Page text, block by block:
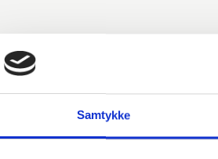
Samtykke